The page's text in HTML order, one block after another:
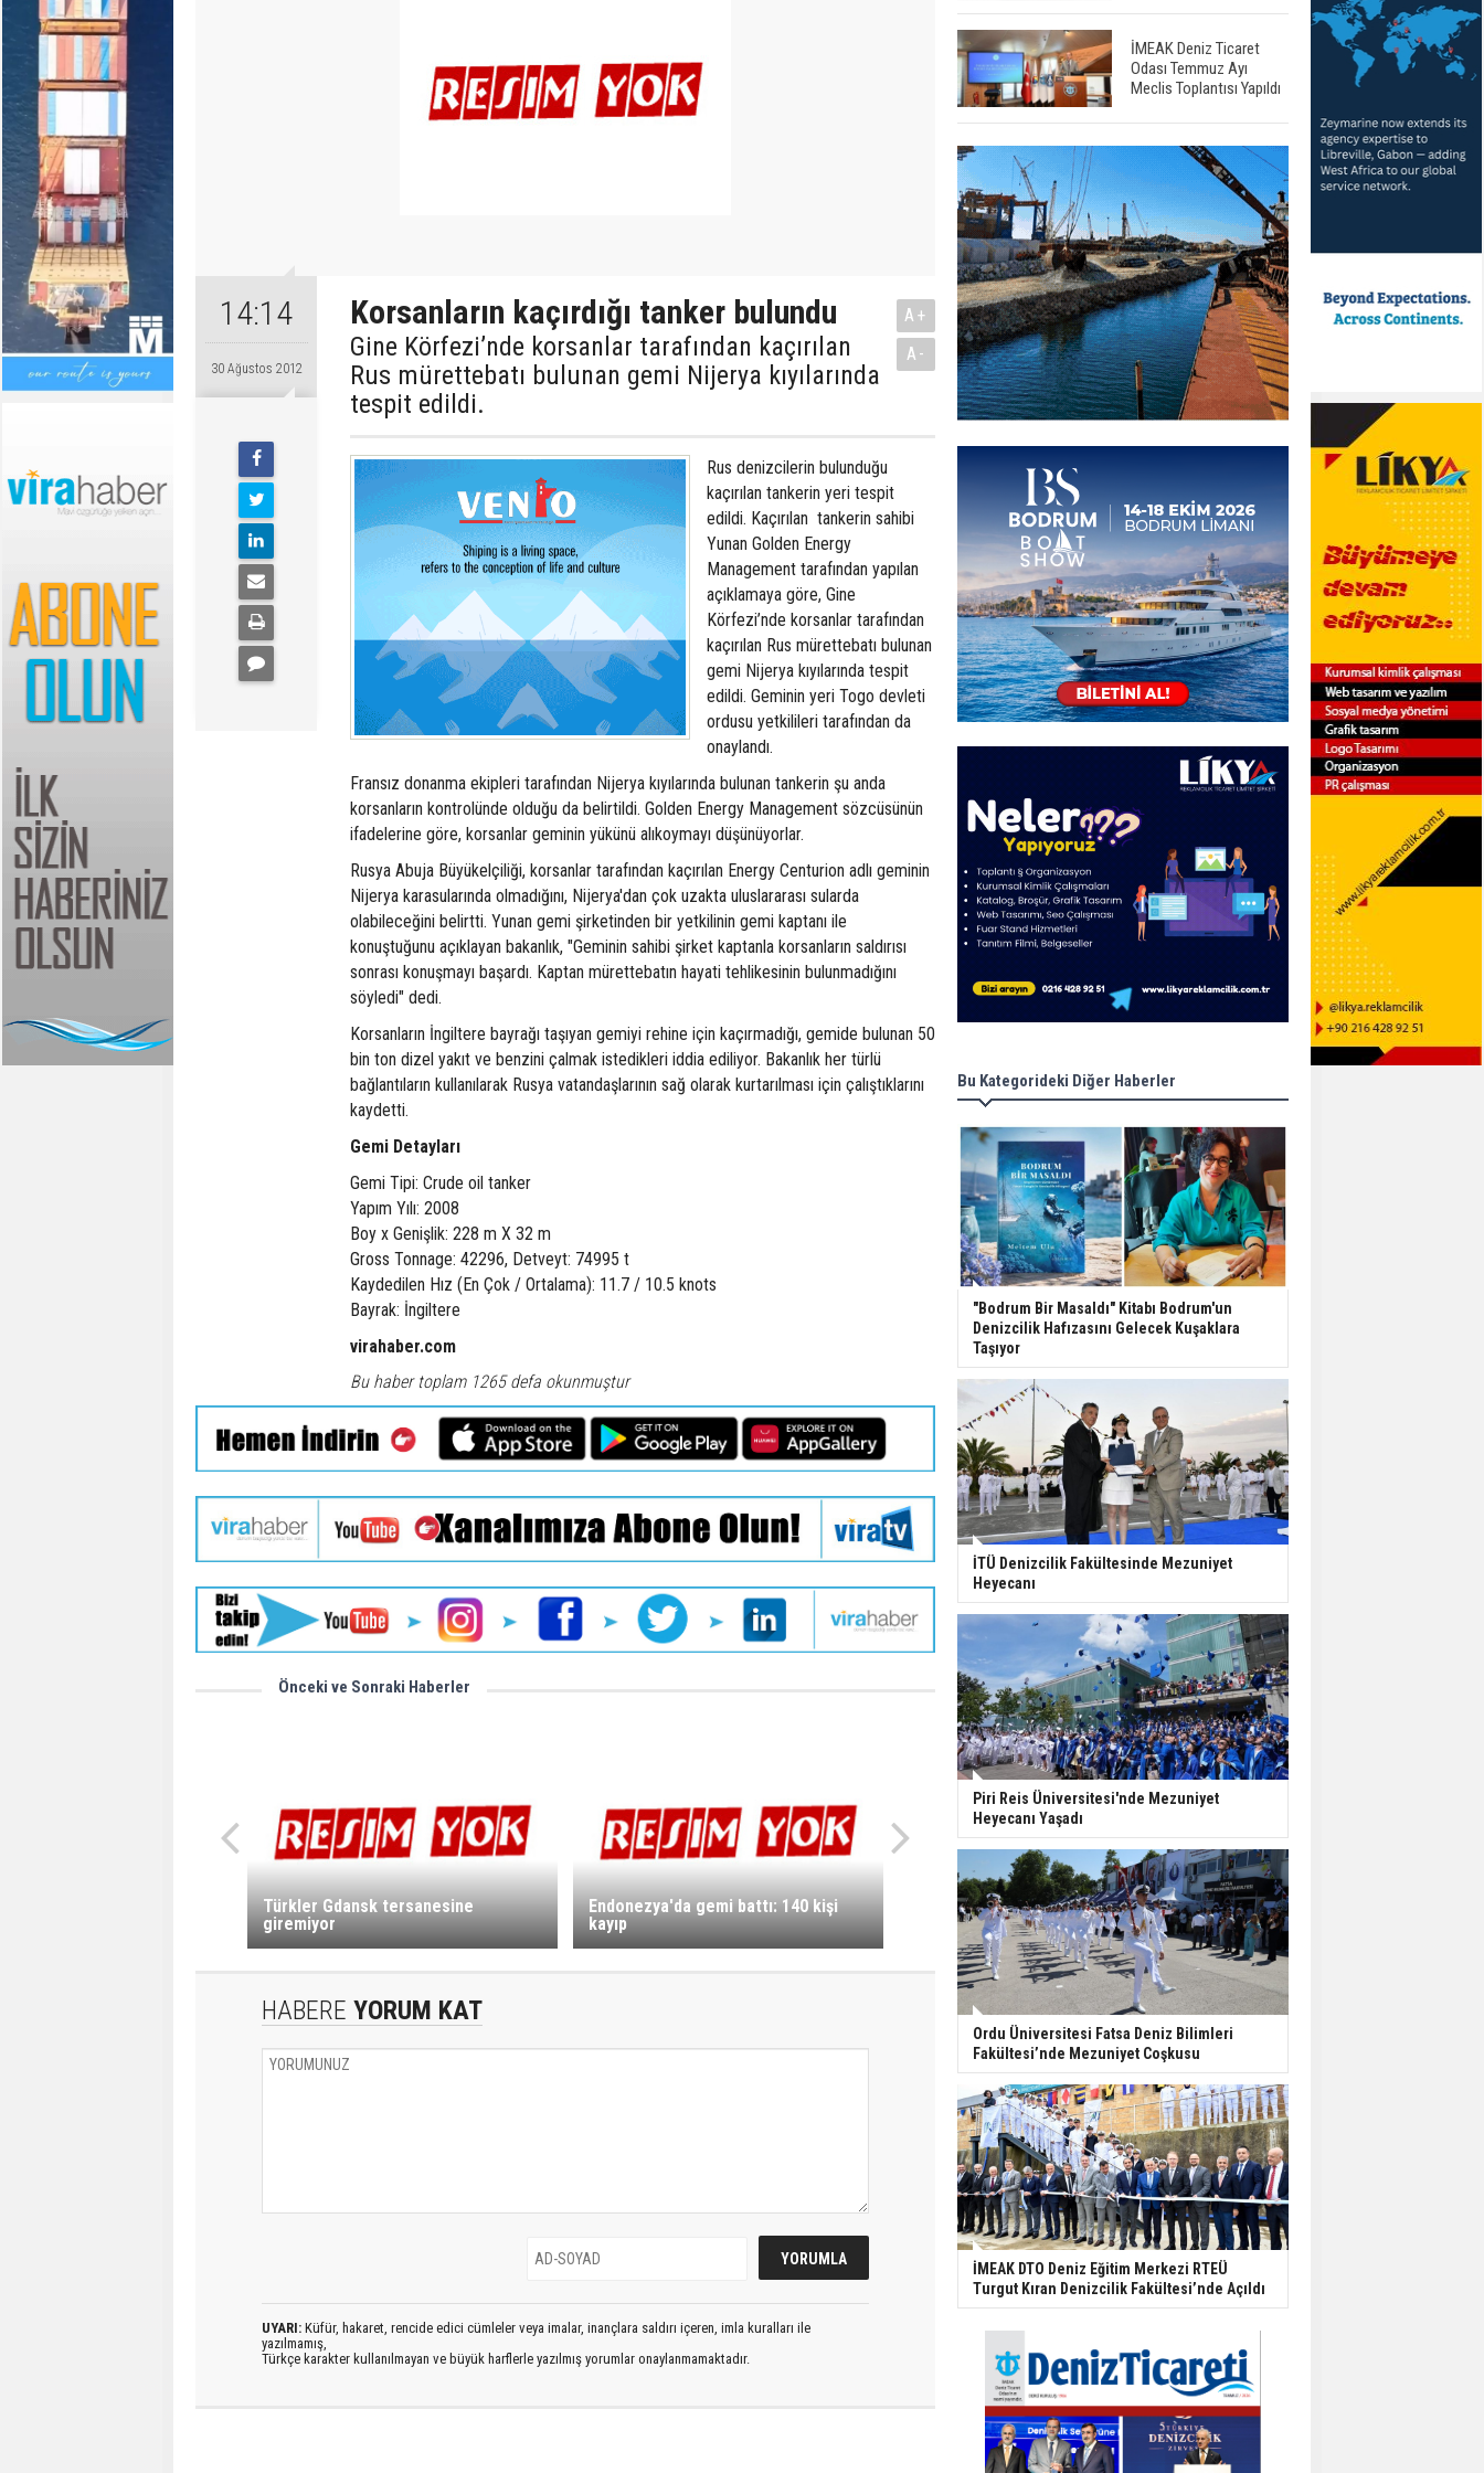
14:14
30 Ağustos 2012
Korsanların kaçırdığı tanker bulundu
Gine Körfezi’nde korsanlar tarafından kaçırılan
Rus mürettebatı bulunan gemi Nijerya kıyılarında
tespit edildi.
A+
A-
Rus denizcilerin bulunduğu
kaçırılan tankerin yeri tespit
edildi. Kaçırılan tankerin sahibi
Yunan Golden Energy
Management tarafından yapılan
açıklamaya göre, Gine
Körfezi’nde korsanlar tarafından
kaçırılan Rus mürettebatı bulunan
gemi Nijerya kıyılarında tespit
edildi. Geminin yeri Togo devleti
ordusu yetkilileri tarafından da
onaylandı.
Fransız donanma ekipleri tarafından Nijerya kıyılarında bulunan tankerin şu anda
korsanların kontrolünde olduğu da belirtildi. Golden Energy Management sözcüsünün
ifadelerine göre, korsanlar geminin yükünü alıkoymayı düşünüyorlar.
Rusya Abuja Büyükelçiliği, korsanlar tarafından kaçırılan Energy Centurion adlı geminin
Nijerya karasularında olmadığını, Nijerya'dan çok uzakta uluslararası sularda
olabileceğini belirtti. Yunan gemi şirketinden bir yetkilinin gemi kaptanı ile
konuştuğunu açıklayan bakanlık, "Geminin sahibi şirket kaptanla korsanların saldırısı
sonrası konuşmayı başardı. Kaptan mürettebatın hayati tehlikesinin bulunmadığını
söyledi" dedi.
Korsanların İngiltere bayrağı taşıyan gemiyi rehine için kaçırmadığı, gemide bulunan 50
bin ton dizel yakıt ve benzini çalmak istedikleri iddia ediliyor. Bakanlık her türlü
bağlantıların kullanılarak Rusya vatandaşlarının sağ olarak kurtarılması için çalıştıklarını
kaydetti.
Gemi Detayları
Gemi Tipi: Crude oil tanker
Yapım Yılı: 2008
Boy x Genişlik: 228 m X 32 m
Gross Tonnage: 42296, Detveyt: 74995 t
Kaydedilen Hız (En Çok / Ortalama): 11.7 / 10.5 knots
Bayrak: İngiltere
virahaber.com
Bu haber toplam 1265 defa okunmuştur
Önceki ve Sonraki Haberler
Türkler Gdansk tersanesine
giremiyor
Endonezya'da gemi battı: 140 kişi
kayıp
HABERE YORUM KAT
UYARI: Küfür, hakaret, rencide edici cümleler veya imalar, inançlara saldırı içeren, imla kuralları ile
yazılmamış,
Türkçe karakter kullanılmayan ve büyük harflerle yazılmış yorumlar onaylanmamaktadır.
İMEAK Deniz Ticaret
Odası Temmuz Ayı
Meclis Toplantısı Yapıldı
Bu Kategorideki Diğer Haberler
"Bodrum Bir Masaldı" Kitabı Bodrum'un
Denizcilik Hafızasını Gelecek Kuşaklara
Taşıyor
İTÜ Denizcilik Fakültesinde Mezuniyet
Heyecanı
Piri Reis Üniversitesi'nde Mezuniyet
Heyecanı Yaşadı
Ordu Üniversitesi Fatsa Deniz Bilimleri
Fakültesi’nde Mezuniyet Coşkusu
İMEAK DTO Deniz Eğitim Merkezi RTEÜ
Turgut Kıran Denizcilik Fakültesi’nde Açıldı